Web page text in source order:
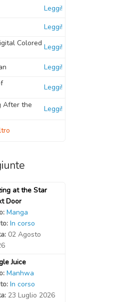
Leggi!
Leggi!
Colored Leggi!
Leggi!
Leggi!
After the
Leggi!
at the Star
Door
Manga
In corso
02 Agosto
Juice
Manhwa
In corso
23 Luglio 2026